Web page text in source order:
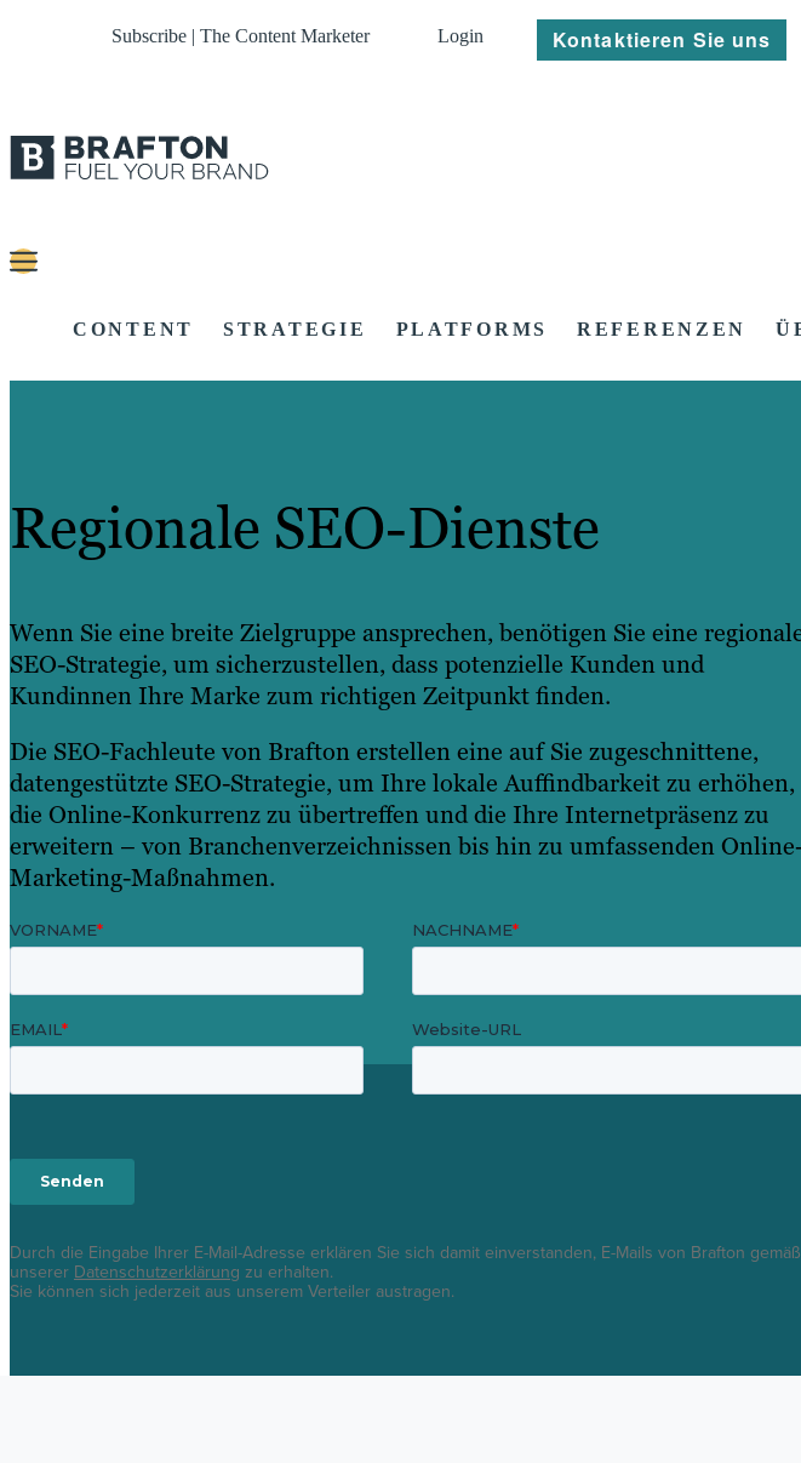
Subscribe | The Content Marketer Login Kontaktieren Sie uns
CONTENT STRATEGIE PLATFORMS REFERENZEN
Regionale SEO-Dienste
Wenn Sie eine breite Zielgruppe ansprechen, benötigen Sie eine
SEO-Strategie, um sicherzustellen, dass potenzielle Kunden und
Kundinnen Ihre Marke zum richtigen Zeitpunkt finden.
Die SEO-Fachleute von Brafton erstellen eine auf Sie zugeschnittene,
datengestützte SEO-Strategie, um Ihre lokale Auffindbarkeit zu erhöhen,
die Online-Konkurrenz zu übertreffen und die Ihre Internetpräsenz zu
erweitern – von Branchenverzeichnissen bis hin zu umfassenden
Marketing-Maßnahmen.
Durch die Eingabe Ihrer E-Mail-Adresse erklären Sie sich damit einverstanden, E-Mails von Brafton gemäß
unserer Datenschutzerklärung zu erhalten.
Sie können sich jederzeit aus unserem Verteiler austragen.